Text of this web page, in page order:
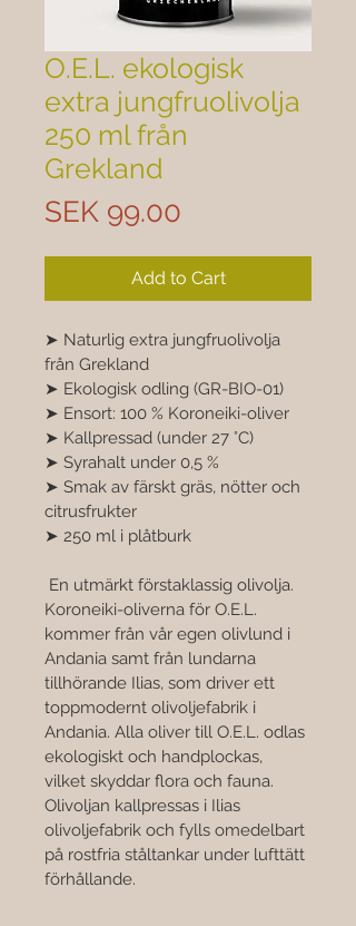
O.E.L. ekologisk
extra jungfruolivolja
250 ml från
Grekland
SEK 99.00
Add to Cart
➤ Naturlig extra jungfruolivolja
från Grekland
➤ Ekologisk odling (GR-BIO-01)
➤ Ensort: 100 % Koroneiki-oliver
➤ Kallpressad (under 27 °C)
➤ Syrahalt under 0,5 %
➤ Smak av färskt gräs, nötter och
citrusfrukter
➤ 250 ml i plåtburk
Koroneiki-oliverna för O.E.L.
kommer från vår egen olivlund i
Andania samt från lundarna
tillhörande Ilias, som driver ett
toppmodernt olivoljefabrik i
Andania. Alla oliver till O.E.L. odlas
ekologiskt och handplockas,
vilket skyddar flora och fauna.
Olivoljan kallpressas i Ilias
olivoljefabrik och fylls omedelbart
på rostfria ståltankar under lufttätt
förhållande.